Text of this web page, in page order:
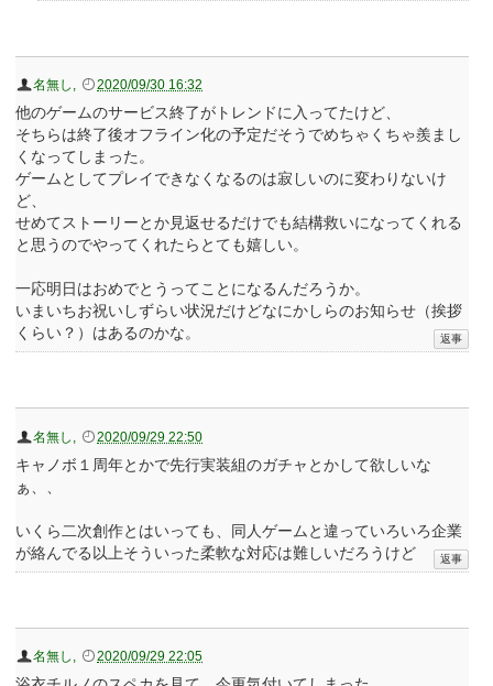
名無し 2020/09/30 16:32
他のゲームのサービス終了がトレンドに入ってたけど、
そちらは終了後オフライン化の予定だそうでめちゃくちゃ羨まし
くなってしまった。
ゲームとしてプレイできなくなるのは寂しいのに変わりないけ
ど、
せめてストーリーとか見返せるだけでも結構救いになってくれる
と思うのでやってくれたらとても嬉しい。
一応明日はおめでとうってことになるんだろうか。
いまいちお祝いしずらい状況だけどなにかしらのお知らせ（挨拶
くらい？）はあるのかな。
名無し 2020/09/29 22:50
キャノボ１周年とかで先行実装組のガチャとかして欲しいな
ぁ、、
いくら二次創作とはいっても、同人ゲームと違っていろいろ企業
が絡んでる以上そういった柔軟な対応は難しいだろうけど
名無し 2020/09/29 22:05